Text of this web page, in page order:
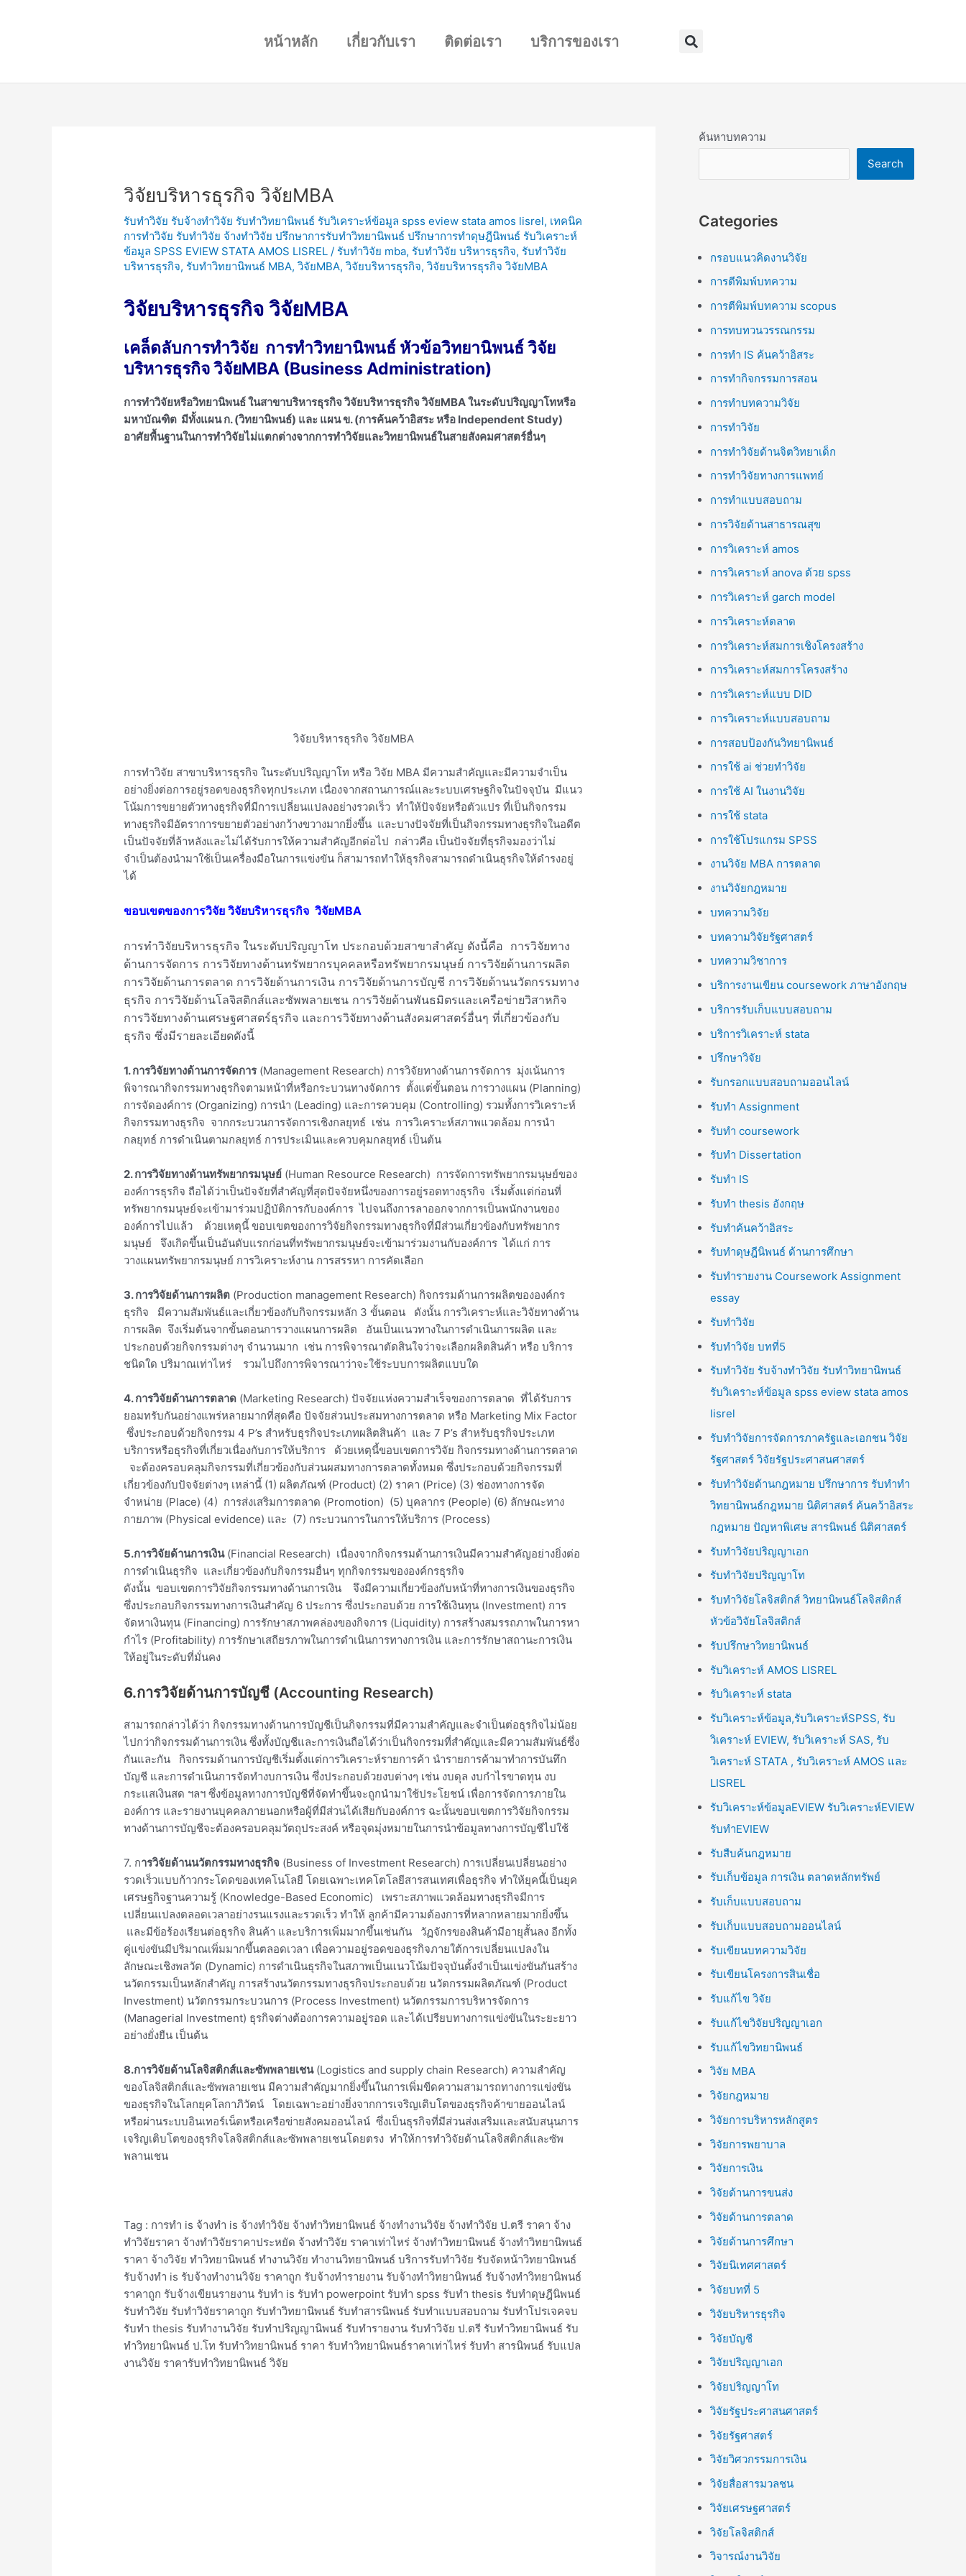
หน้าหลัก เกี่ยวกับเรา ติดต่อเรา บริการของเรา Search
วิจัยบริหารธุรกิจ วิจัยMBA
รับทำวิจัย รับจ้างทำวิจัย รับทำวิทยานิพนธ์ รับวิเคราะห์ข้อมูล spss eview stata amos lisrel, เทคนิค
การทำวิจัย รับทำวิจัย จ้างทำวิจัย ปรึกษาการรับทำวิทยานิพนธ์ ปรึกษาการทำดุษฎีนิพนธ์ รับวิเคราะห์
ข้อมูล SPSS EVIEW STATA AMOS LISREL / รับทำวิจัย mba, รับทำวิจัย บริหารธุรกิจ, รับทำวิจัย
บริหารธุรกิจ, รับทำวิทยานิพนธ์ MBA,วิจัยMBA,วิจัยบริหารธุรกิจ,วิจัยบริหารธุรกิจ วิจัยMBA
วิจัยบริหารธุรกิจ วิจัยMBA
เคล็ดลับการทำวิจัย การทำวิทยานิพนธ์ หัวข้อวิทยานิพนธ์ วิจัย
บริหารธุรกิจ วิจัยMBA (Business Administration)
การทำวิจัยหรือวิทยานิพนธ์ ในสาขาบริหารธุรกิจ วิจัยบริหารธุรกิจ วิจัยMBA ในระดับปริญญาโทหรือ
มหาบัณฑิต มีทั้งแผน ก. (วิทยานิพนธ์) และ แผน ข. (การค้นคว้าอิสระ หรือ Independent Study)
อาศัยพื้นฐานในการทำวิจัยไม่แตกต่างจากการทำวิจัยและวิทยานิพนธ์ในสายสังคมศาสตร์อื่นๆ
วิจัยบริหารธุรกิจ วิจัยMBA
การทำวิจัย สาขาบริหารธุรกิจ ในระดับปริญญาโท หรือ วิจัย MBA มีความสำคัญและมีความจำเป็น
อย่างยิ่งต่อการอยู่รอดของธุรกิจทุกประเภท เนื่องจากสถานการณ์และระบบเศรษฐกิจในปัจจุบัน มีแนว
โน้มการขยายตัวทางธุรกิจที่มีการเปลี่ยนแปลงอย่างรวดเร็ว ทำให้ปัจจัยหรือตัวแปร ที่เป็นกิจกรรม
ทางธุรกิจมีอัตราการขยายตัวอย่างกว้างขวางมากยิ่งขึ้น และบางปัจจัยที่เป็นกิจกรรมทางธุรกิจในอดีต
เป็นปัจจัยที่ล้าหลังและไม่ได้รับการให้ความสำคัญอีกต่อไป กล่าวคือ เป็นปัจจัยที่ธุรกิจมองว่าไม่
จำเป็นต้องนำมาใช้เป็นเครื่องมือในการแข่งขัน ก็สามารถทำให้ธุรกิจสามารถดำเนินธุรกิจให้ดำรงอยู่
ได้
ขอบเขตของการวิจัย วิจัยบริหารธุรกิจ วิจัยMBA
การทำวิจัยบริหารธุรกิจ ในระดับปริญญาโท ประกอบด้วยสาขาสำคัญ ดังนี้คือ การวิจัยทาง
ด้านการจัดการ การวิจัยทางด้านทรัพยากรบุคคลหรือทรัพยากรมนุษย์ การวิจัยด้านการผลิต
การวิจัยด้านการตลาด การวิจัยด้านการเงิน การวิจัยด้านการบัญชี การวิจัยด้านนวัตกรรมทาง
ธุรกิจ การวิจัยด้านโลจิสติกส์และซัพพลายเชน การวิจัยด้านพันธมิตรและเครือข่ายวิสาหกิจ
การวิจัยทางด้านเศรษฐศาสตร์ธุรกิจ และการวิจัยทางด้านสังคมศาสตร์อื่นๆ ที่เกี่ยวข้องกับ
ธุรกิจ ซึ่งมีรายละเอียดดังนี้
1. การวิจัยทางด้านการจัดการ(Management Research) การวิจัยทางด้านการจัดการ มุ่งเน้นการ
พิจารณากิจกรรมทางธุรกิจตามหน้าที่หรือกระบวนทางจัดการ ตั้งแต่ขั้นตอน การวางแผน (Planning)
การจัดองค์การ (Organizing) การนำ (Leading) และการควบคุม (Controlling) รวมทั้งการวิเคราะห์
กิจกรรมทางธุรกิจ จากกระบวนการจัดการเชิงกลยุทธ์ เช่น การวิเคราะห์สภาพแวดล้อม การนำ
กลยุทธ์ การดำเนินตามกลยุทธ์ การประเมินและควบคุมกลยุทธ์ เป็นต้น
2. การวิจัยทางด้านทรัพยากรมนุษย์ (Human Resource Research) การจัดการทรัพยากรมนุษย์ของ
องค์การธุรกิจ ถือได้ว่าเป็นปัจจัยที่สำคัญที่สุดปัจจัยหนึ่งของการอยู่รอดทางธุรกิจ เริ่มตั้งแต่ก่อนที่
ทรัพยากรมนุษย์จะเข้ามาร่วมปฏิบัติการกับองค์การ ไปจนถึงการลาออกจากการเป็นพนักงานของ
องค์การไปแล้ว ด้วยเหตุนี้ ขอบเขตของการวิจัยกิจกรรมทางธุรกิจที่มีส่วนเกี่ยวข้องกับทรัพยากร
มนุษย์ จึงเกิดขึ้นเป็นอันดับแรกก่อนที่ทรัพยากรมนุษย์จะเข้ามาร่วมงานกับองค์การ ได้แก่ การ
วางแผนทรัพยากรมนุษย์ การวิเคราะห์งาน การสรรหา การคัดเลือก
3. การวิจัยด้านการผลิต (Production management Research) กิจกรรมด้านการผลิตขององค์กร
ธุรกิจ มีความสัมพันธ์และเกี่ยวข้องกับกิจกรรมหลัก 3 ขั้นตอน ดังนั้น การวิเคราะห์และวิจัยทางด้าน
การผลิต จึงเริ่มต้นจากขั้นตอนการวางแผนการผลิต อันเป็นแนวทางในการดำเนินการผลิต และ
ประกอบด้วยกิจกรรมต่างๆ จำนวนมาก เช่น การพิจารณาตัดสินใจว่าจะเลือกผลิตสินค้า หรือ บริการ
ชนิดใด ปริมาณเท่าไหร่ รวมไปถึงการพิจารณาว่าจะใช้ระบบการผลิตแบบใด
4. การวิจัยด้านการตลาด (Marketing Research) ปัจจัยแห่งความสำเร็จของการตลาด ที่ได้รับการ
ยอมทรับกันอย่างแพร่หลายมากที่สุดคือ ปัจจัยส่วนประสมทางการตลาด หรือ Marketing Mix Factor
ซึ่งประกอบด้วยกิจกรรม 4 P’s สำหรับธุรกิจประเภทผลิตสินค้า และ 7 P’s สำหรับธุรกิจประเภท
บริการหรือธุรกิจที่เกี่ยวเนื่องกับการให้บริการ ด้วยเหตุนี้ขอบเขตการวิจัย กิจกรรมทางด้านการตลาด
จะต้องครอบคลุมกิจกรรมที่เกี่ยวข้องกับส่วนผสมทางการตลาดทั้งหมด ซึ่งประกอบด้วยกิจกรรมที่
เกี่ยวข้องกับปัจจัยต่างๆ เหล่านี้ (1) ผลิตภัณฑ์ (Product) (2) ราคา (Price) (3) ช่องทางการจัด
จำหน่าย (Place) (4) การส่งเสริมการตลาด (Promotion) (5) บุคลากร (People) (6) ลักษณะทาง
กายภาพ (Physical evidence) และ (7) กระบวนการในการให้บริการ (Process)
5.การวิจัยด้านการเงิน(Financial Research) เนื่องจากกิจกรรมด้านการเงินมีความสำคัญอย่างยิ่งต่อ
การดำเนินธุรกิจ และเกี่ยวข้องกับกิจกรรมอื่นๆ ทุกกิจกรรมขององค์กรธุรกิจ
ดังนั้น ขอบเขตการวิจัยกิจกรรมทางด้านการเงิน จึงมีความเกี่ยวข้องกับหน้าที่ทางการเงินของธุรกิจ
ซึ่งประกอบกิจกรรมทางการเงินสำคัญ 6 ประการ ซึ่งประกอบด้วย การใช้เงินทุน (Investment) การ
จัดหาเงินทุน (Financing) การรักษาสภาพคล่องของกิจการ (Liquidity) การสร้างสมรรถภาพในการหา
กำไร (Profitability) การรักษาเสถียรภาพในการดำเนินการทางการเงิน และการรักษาสถานะการเงิน
ให้อยู่ในระดับที่มั่นคง
6.การวิจัยด้านการบัญชี (Accounting Research)
สามารถกล่าวได้ว่า กิจกรรมทางด้านการบัญชีเป็นกิจกรรมที่มีความสำคัญและจำเป็นต่อธุรกิจไม่น้อย
ไปกว่ากิจกรรมด้านการเงิน ซึ่งทั้งบัญชีและการเงินถือได้ว่าเป็นกิจกรรมที่สำคัญและมีความสัมพันธ์ซึ่ง
กันและกัน กิจกรรมด้านการบัญชีเริ่มตั้งแต่การวิเคราะห์รายการค้า นำรายการค้ามาทำการบันทึก
บัญชี และการดำเนินการจัดทำงบการเงิน ซึ่งประกอบด้วยงบต่างๆ เช่น งบดุล งบกําไรขาดทุน งบ
กระแสเงินสด ฯลฯ ซึ่งข้อมูลทางการบัญชีที่จัดทำขึ้นจะถูกนำมาใช้ประโยชน์ เพื่อการจัดการภายใน
องค์การ และรายงานบุคคลภายนอกหรือผู้ที่มีส่วนได้เสียกับองค์การ ฉะนั้นขอบเขตการวิจัยกิจกรรม
ทางด้านการบัญชีจะต้องครอบคลุมวัตถุประสงค์ หรือจุดมุ่งหมายในการนำข้อมูลทางการบัญชีไปใช้
7. การวิจัยด้านนวัตกรรมทางธุรกิจ (Business of Investment Research) การเปลี่ยนเปลี่ยนอย่าง
รวดเร็วแบบก้าวกระโดดของเทคโนโลยี โดยเฉพาะเทคโตโลยีสารสนเทศเพื่อธุรกิจ ทำให้ยุคนี้เป็นยุค
เศรษฐกิจฐานความรู้ (Knowledge-Based Economic) เพราะสภาพแวดล้อมทางธุรกิจมีการ
เปลี่ยนแปลงตลอดเวลาอย่างรนแรงและรวดเร็ว ทำให้ ลูกค้ามีความต้องการที่หลากหลายมากยิ่งขึ้น
และมีข้อร้องเรียนต่อธุรกิจ สินค้า และบริการเพิ่มมากขึ้นเช่นกัน วัฏจักรของสินค้ามีอายุสั้นลง อีกทั้ง
คู่แข่งขันมีปริมาณเพิ่มมากขึ้นตลอดเวลา เพื่อความอยู่รอดของธุรกิจภายใต้การเปลี่ยนแปลงใน
ลักษณะเชิงพลวัต (Dynamic) การดำเนินธุรกิจในสภาพเป็นแนวโน้มปัจจุบันตั้งจำเป็นแข่งขันกันสร้าง
นวัตกรรมเป็นหลักสำคัญ การสร้างนวัตกรรมทางธุรกิจประกอบด้วย นวัตกรรมผลิตภัณฑ์ (Product
Investment) นวัตกรรมกระบวนการ (Process Investment) นวัตกรรมการบริหารจัดการ
(Managerial Investment) ธุรกิจต่างต้องการความอยู่รอด และได้เปรียบทางการแข่งขันในระยะยาว
อย่างยั่งยืน เป็นต้น
8.การวิจัยด้านโลจิสติกส์และซัพพลายเชน(Logistics and supply chain Research) ความสำคัญ
ของโลจิสติกส์และซัพพลายเชน มีความสำคัญมากยิ่งขึ้นในการเพิ่มขีดความสามารถทางการแข่งขัน
ของธุรกิจในโลกยุคโลกาภิวัตน์ โดยเฉพาะอย่างยิ่งจากการเจริญเติบโตของธุรกิจค้าขายออนไลน์
หรือผ่านระบบอินเทอร์เน็ตหรือเครือข่ายสังคมออนไลน์ ซึ่งเป็นธุรกิจที่มีส่วนส่งเสริมและสนับสนุนการ
เจริญเติบโตของธุรกิจโลจิสติกส์และซัพพลายเชนโดยตรง ทำให้การทำวิจัยด้านโลจิสติกส์และซัพ
พลานเชน
Tag : การทำ is จ้างทำ is จ้างทำวิจัย จ้างทำวิทยานิพนธ์ จ้างทํางานวิจัย จ้างทําวิจัย ป.ตรี ราคา จ้าง
ทําวิจัยราคา จ้างทําวิจัยราคาประหยัด จ้างทําวิจัย ราคาเท่าไหร่ จ้างทําวิทยานิพนธ์ จ้างทําวิทยานิพนธ์
ราคา จ้างวิจัย ทําวิทยานิพนธ์ ทำงานวิจัย ทำงานวิทยานิพนธ์ บริการรับทำวิจัย รับจัดหน้าวิทยานิพนธ์
รับจ้างทำ is รับจ้างทํางานวิจัย ราคาถูก รับจ้างทํารายงาน รับจ้างทําวิทยานิพนธ์ รับจ้างทําวิทยานิพนธ์
ราคาถูก รับจ้างเขียนรายงาน รับทำ is รับทำ powerpoint รับทำ spss รับทำ thesis รับทำดุษฎีนิพนธ์
รับทำวิจัย รับทำวิจัยราคาถูก รับทำวิทยานิพนธ์ รับทำสารนิพนธ์ รับทำแบบสอบถาม รับทำโปรเจคจบ
รับทํา thesis รับทํางานวิจัย รับทําปริญญานิพนธ์ รับทํารายงาน รับทําวิจัย ป.ตรี รับทําวิทยานิพนธ์ รับ
ทําวิทยานิพนธ์ ป.โท รับทําวิทยานิพนธ์ ราคา รับทําวิทยานิพนธ์ราคาเท่าไหร่ รับทํา สารนิพนธ์ รับแปล
งานวิจัย ราคารับทำวิทยานิพนธ์ วิจัย
ค้นหาบทความ
Search
Categories
กรอบแนวคิดงานวิจัย
การตีพิมพ์บทความ
การตีพิมพ์บทความ scopus
การทบทวนวรรณกรรม
การทำ IS ค้นคว้าอิสระ
การทำกิจกรรมการสอน
การทำบทความวิจัย
การทำวิจัย
การทำวิจัยด้านจิตวิทยาเด็ก
การทำวิจัยทางการแพทย์
การทำแบบสอบถาม
การวิจัยด้านสาธารณสุข
การวิเคราะห์ amos
การวิเคราะห์ anova ด้วย spss
การวิเคราะห์ garch model
การวิเคราะห์ตลาด
การวิเคราะห์สมการเชิงโครงสร้าง
การวิเคราะห์สมการโครงสร้าง
การวิเคราะห์แบบ DID
การวิเคราะห์แบบสอบถาม
การสอบป้องกันวิทยานิพนธ์
การใช้ ai ช่วยทำวิจัย
การใช้ AI ในงานวิจัย
การใช้ stata
การใช้โปรแกรม SPSS
งานวิจัย MBA การตลาด
งานวิจัยกฎหมาย
บทความวิจัย
บทความวิจัยรัฐศาสตร์
บทความวิชาการ
บริการงานเขียน coursework ภาษาอังกฤษ
บริการรับเก็บแบบสอบถาม
บริการวิเคราะห์ stata
ปรึกษาวิจัย
รับกรอกแบบสอบถามออนไลน์
รับทำ Assignment
รับทำ coursework
รับทำ Dissertation
รับทำ IS
รับทำ thesis อังกฤษ
รับทำค้นคว้าอิสระ
รับทำดุษฎีนิพนธ์ ด้านการศึกษา
รับทำรายงาน Coursework Assignment
essay
รับทำวิจัย
รับทำวิจัย บทที่5
รับทำวิจัย รับจ้างทำวิจัย รับทำวิทยานิพนธ์
รับวิเคราะห์ข้อมูล spss eview stata amos
lisrel
รับทำวิจัยการจัดการภาครัฐและเอกชน วิจัย
รัฐศาสตร์ วิจัยรัฐประศาสนศาสตร์
รับทำวิจัยด้านกฎหมาย ปรึกษาการ รับทำทำ
วิทยานิพนธ์กฎหมาย นิติศาสตร์ ค้นคว้าอิสระ
กฎหมาย ปัญหาพิเศษ สารนิพนธ์ นิติศาสตร์
รับทำวิจัยปริญญาเอก
รับทำวิจัยปริญญาโท
รับทำวิจัยโลจิสติกส์ วิทยานิพนธ์โลจิสติกส์
หัวข้อวิจัยโลจิสติกส์
รับปรึกษาวิทยานิพนธ์
รับวิเคราะห์ AMOS LISREL
รับวิเคราะห์ stata
รับวิเคราะห์ข้อมูล,รับวิเคราะห์SPSS, รับ
วิเคราะห์ EVIEW, รับวิเคราะห์ SAS, รับ
วิเคราะห์ STATA , รับวิเคราะห์ AMOS และ
LISREL
รับวิเคราะห์ข้อมูลEVIEW รับวิเคราะห์EVIEW
รับทำEVIEW
รับสืบค้นกฎหมาย
รับเก็บข้อมูล การเงิน ตลาดหลักทรัพย์
รับเก็บแบบสอบถาม
รับเก็บแบบสอบถามออนไลน์
รับเขียนบทความวิจัย
รับเขียนโครงการสินเชื่อ
รับแก้ไข วิจัย
รับแก้ไขวิจัยปริญญาเอก
รับแก้ไขวิทยานิพนธ์
วิจัย MBA
วิจัยกฎหมาย
วิจัยการบริหารหลักสูตร
วิจัยการพยาบาล
วิจัยการเงิน
วิจัยด้านการขนส่ง
วิจัยด้านการตลาด
วิจัยด้านการศึกษา
วิจัยนิเทศศาสตร์
วิจัยบทที่ 5
วิจัยบริหารธุรกิจ
วิจัยบัญชี
วิจัยปริญญาเอก
วิจัยปริญญาโท
วิจัยรัฐประศาสนศาสตร์
วิจัยรัฐศาสตร์
วิจัยวิศวกรรมการเงิน
วิจัยสื่อสารมวลชน
วิจัยเศรษฐศาสตร์
วิจัยโลจิสติกส์
วิจารณ์งานวิจัย